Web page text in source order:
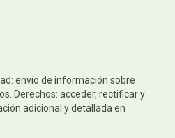
envío de información sobre
Derechos: acceder, rectificar y
adicional y detallada en